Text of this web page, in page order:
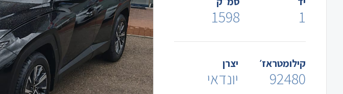
1
1598
קילומטראז׳
92480
יצרן
יונדאי